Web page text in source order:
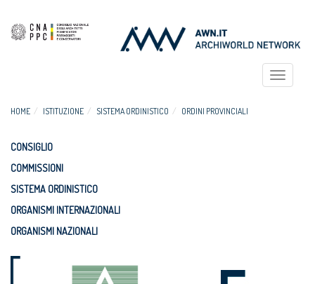
Toggle
HOME ISTITUZIONE SISTEMA ORDINISTICO ORDINI PROVINCIALI
CONSIGLIO
COMMISSIONI
SISTEMA ORDINISTICO
ORGANISMI INTERNAZIONALI
ORGANISMI NAZIONALI